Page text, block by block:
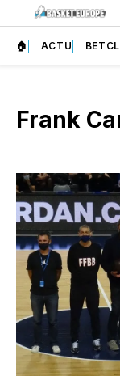
🏠 ACTU
Frank